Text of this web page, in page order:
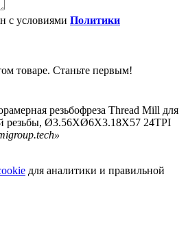
с условиями Политики
товаре. Станьте первым!
резьбофреза Thread Mill для
резьбы, Ø3.56XØ6X3.18X57 24TPI
для аналитики и правильной